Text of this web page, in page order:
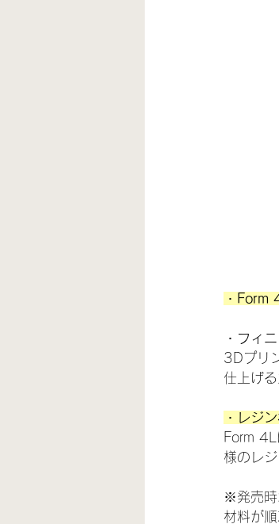
・Form
・フィ
3Dプリ
仕上げ
・レジ
Form 4L
様のレ
※発売時
材料が